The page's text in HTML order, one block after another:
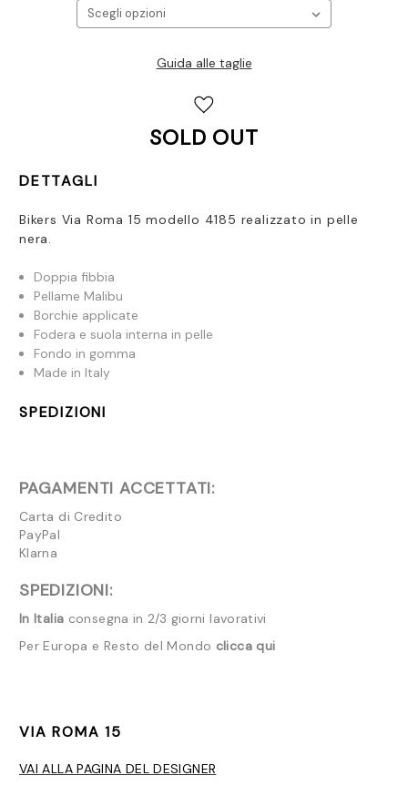
Guida alle taglie
SOLD OUT
DETTAGLI
Bikers Via Roma 15 modello 4185 realizzato in pelle
nera.
Doppia fibbia
Pellame Malibu
Borchie applicate
Fodera e suola interna in pelle
Fondo in gomma
Made in Italy
SPEDIZIONI
PAGAMENTI ACCETTATI:
Carta di Credito
PayPal
Klarna
SPEDIZIONI:
In Italia consegna in 2/3 giorni lavorativi
Per Europa e Resto del Mondo clicca qui
VIA ROMA 15
VAI ALLA PAGINA DEL DESIGNER